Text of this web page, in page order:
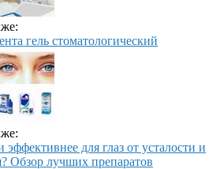
гель стоматологический
эффективнее для глаз от усталости и
Обзор лучших препаратов